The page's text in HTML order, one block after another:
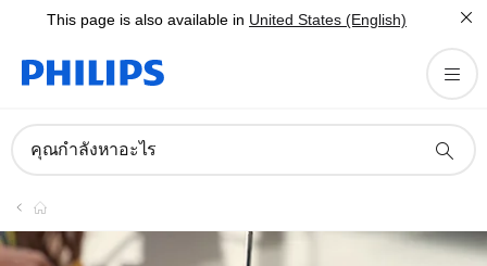
This page is also available in United States (English)
คุณกำลังหาอะไร